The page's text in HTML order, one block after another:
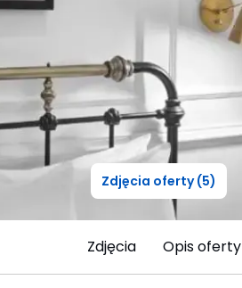
Zdjęcia oferty (5)
Zdjęcia Opis oferty